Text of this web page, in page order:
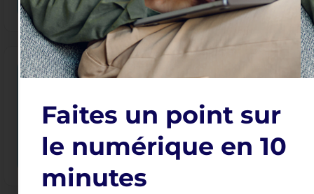
FIND OUT MORE
12
12h15 - 13h15
simplifiez votre quotidien
professionnel
Faites un point sur
le numérique en 10
minutes